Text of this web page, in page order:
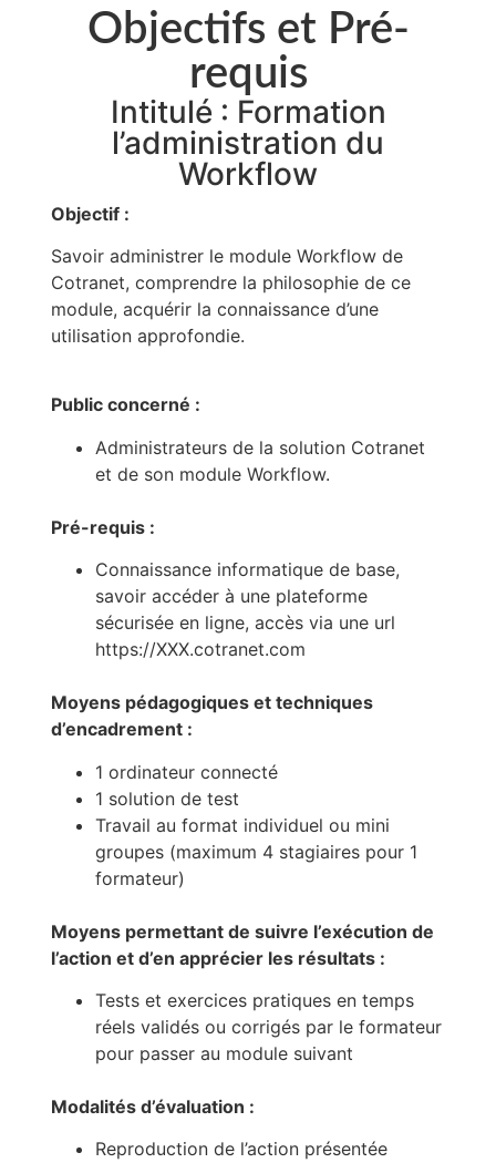
Objectifs et Pré-
requis
Intitulé : Formation
l’administration du
Workflow
Objectif :
Savoir administrer le module Workflow de
Cotranet, comprendre la philosophie de ce
module, acquérir la connaissance d’une
utilisation approfondie.
Public concerné :
Administrateurs de la solution Cotranet
et de son module Workflow.
Pré-requis :
Connaissance informatique de base,
savoir accéder à une plateforme
sécurisée en ligne, accès via une url
https://XXX.cotranet.com
Moyens pédagogiques et techniques
d’encadrement :
1 ordinateur connecté
1 solution de test
Travail au format individuel ou mini
groupes (maximum 4 stagiaires pour 1
formateur)
Moyens permettant de suivre l’exécution de
l’action et d’en apprécier les résultats :
Tests et exercices pratiques en temps
réels validés ou corrigés par le formateur
pour passer au module suivant
Modalités d’évaluation :
Reproduction de l’action présentée